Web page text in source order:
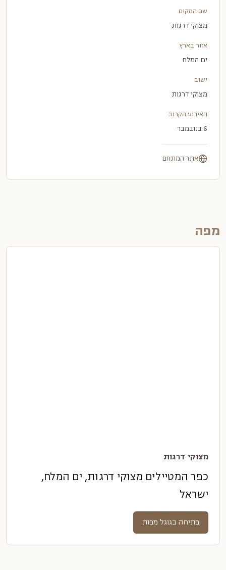
שם המקום
מצוקי דרגות
אזור בארץ
ים המלח
ישוב
מצוקי דרגות
האירוע הקרוב
6 בנובמבר
אתר המתחם
מפה
מצוקי דרגות
כפר המטיילים מצוקי דרגות, ים המלח,
ישראל
פתיחה בגוגל מפות